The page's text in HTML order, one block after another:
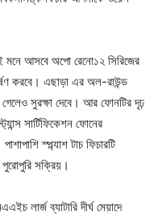
মনে আসবে অপো রেনো১২ সিরিজের
করবে। এছাড়া এর অল-রাউন্ড
সুরক্ষা দেবে। আর ফোনটির দৃঢ়
সার্টিফিকেশন ফোনের
স্প্ল্যাশ টাচ ফিচারটি
সক্রিয়।
ব্যাটারি দীর্ঘ মেয়াদে